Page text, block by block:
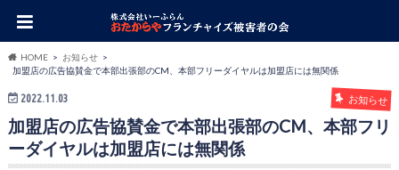
HOME
お知らせ
加盟店の広告協賛金で本部出張部のCM、本部フリーダイヤルは加盟店には無関係
2022.11.03 お知らせ
加盟店の広告協賛金で本部出張部のCM、本部フリ
ーダイヤルは加盟店には無関係